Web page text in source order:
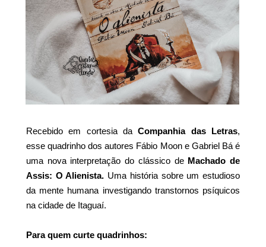
Recebido em cortesia daCompanhia das Letras,
esse quadrinho dos autores Fábio Moon e Gabriel Bá é
uma nova interpretação do clássico de Machado de
Assis: O Alienista. Uma história sobre um estudioso
da mente humana investigando transtornos psíquicos
na cidade de Itaguaí.
Para quem curte quadrinhos: